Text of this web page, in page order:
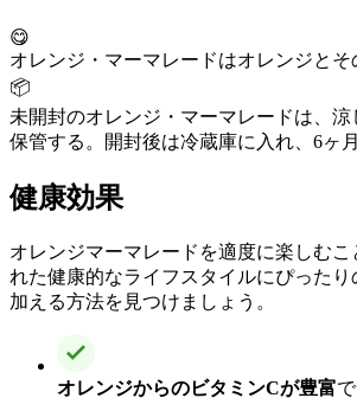
😋
オレンジ・マーマレードはオレンジとそ
📦
未開封のオレンジ・マーマレードは、涼
保管する。開封後は冷蔵庫に入れ、6ヶ
健康効果
オレンジマーマレードを適度に楽しむこ
れた健康的なライフスタイルにぴった
加える方法を見つけましょう。
オレンジからのビタミンCが豊富